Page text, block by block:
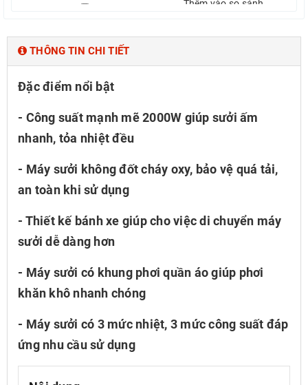
Thêm vào so sánh
THÔNG TIN CHI TIẾT
Đặc điểm nổi bật
- Công suất mạnh mẽ 2000W giúp sưởi ấm
nhanh, tỏa nhiệt đều
- Máy sưởi không đốt cháy oxy, bảo vệ quá tải,
an toàn khi sử dụng
- Thiết kế bánh xe giúp cho việc di chuyển máy
sưởi dễ dàng hơn
- Máy sưởi có khung phơi quần áo giúp phơi
khăn khô nhanh chóng
- Máy sưởi có 3 mức nhiệt, 3 mức công suất đáp
ứng nhu cầu sử dụng